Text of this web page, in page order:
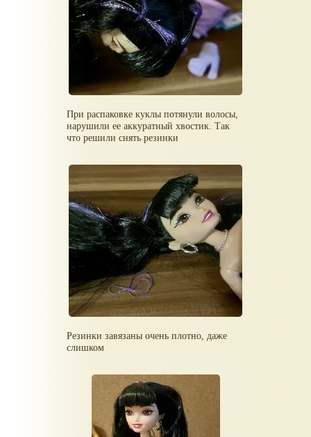
При распаковке куклы потянули волосы,
нарушили ее аккуратный хвостик. Так
что решили снять резинки
Резинки завязаны очень плотно, даже
слишком